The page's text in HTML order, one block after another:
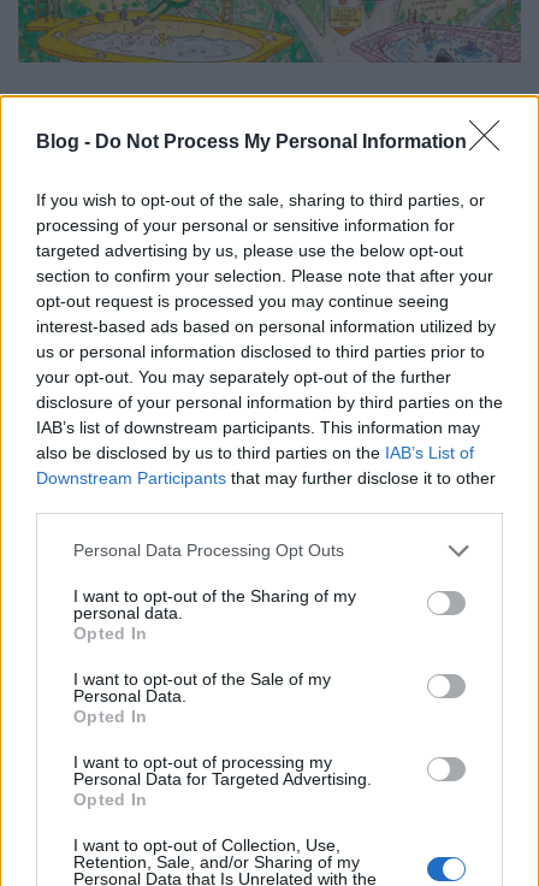
Blog - Do Not Process My Personal Information
If you wish to opt-out of the sale, sharing to third parties, or
processing of your personal or sensitive information for
targeted advertising by us, please use the below opt-out
section to confirm your selection. Please note that after your
opt-out request is processed you may continue seeing
interest-based ads based on personal information utilized by
us or personal information disclosed to third parties prior to
your opt-out. You may separately opt-out of the further
disclosure of your personal information by third parties on the
IAB’s list of downstream participants. This information may
also be disclosed by us to third parties on the IAB’s List of
Downstream Participants that may further disclose it to other
Please note that this website/app uses one or more Google
not limited to your visit or usage behaviour. You may click to
grant or deny consent to Google and its third-party tags to
use your data for below specified purposes in below Google
consent section.
Personal Data Processing Opt Outs
I want to opt-out of the Sharing of my
personal data.
Opted In
I want to opt-out of the Sale of my
Personal Data.
Opted In
I want to opt-out of processing my
Personal Data for Targeted Advertising.
Opted In
I want to opt-out of Collection, Use,
Retention, Sale, and/or Sharing of my
Personal Data that Is Unrelated with the
Természetesen a könyvhöz még hozzá sem kezdtek.
Ám előző munkahelyükre való visszatérés rémének
nyomása alatt talán összeszedik magukat. Csak
kanárivá változtatása, aztán egy félresikerült tengeri
majom szállítmány húzza keresztül a terveiket. A
majmoktól végül az eredetileg szemétkilövőnek
készült katapult segítségével tudnak megszabadulni
(jól jön az óriásbanán is). Már csak az óriásgorilla
gátolja az alkotói munkát. A napot (és Andy-éket) a
kezdetek kezdetén kanárivá vált macska menti
meg. A könyvük? Megírják, megrajzolják, nem is
akárhogy!